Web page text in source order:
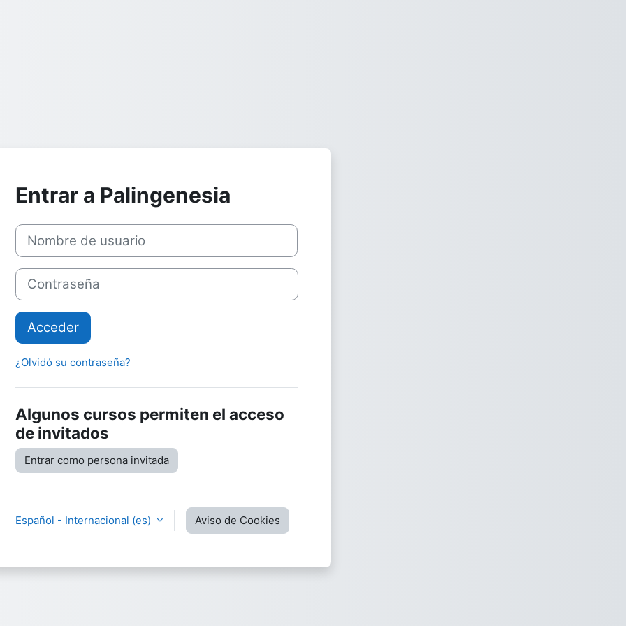
Entrar a Palingenesia
Nombre de usuario
Contraseña
Acceder
¿Olvidó su contraseña?
Algunos cursos permiten el acceso
de invitados
Entrar como persona invitada
Español - Internacional ‎(es)‎ Aviso de Cookies